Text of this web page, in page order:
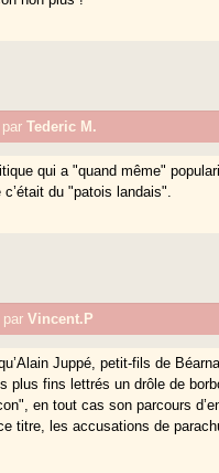
parTederic M.
qui a "quand même"
du "patois landais".
parVincent.P
Juppé, petit-fils de
plus fins lettrés un drôle de
en tout cas son parcours
titre, les accusations de